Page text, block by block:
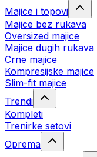
Majice i topovi
Majice bez rukava
Oversized majice
Majice dugih rukava
Crne majice
Kompresijske majice
Slim-fit majice
Trendi
Kompleti
Trenirke setovi
Oprema